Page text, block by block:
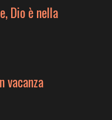
Dio è nella
vacanza